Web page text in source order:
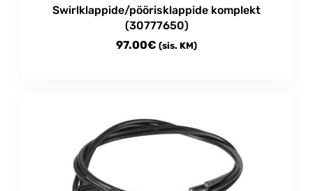
Swirlklappide/pöörisklappide komplekt
(30777650)
97.00€ (sis. KM)